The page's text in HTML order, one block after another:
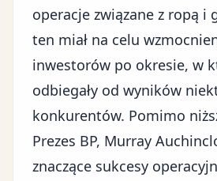
operacje związane z ropą i
ten miał na celu
inwestorów po okresie, w
odbiegały od wyników
konkurentów. Pomimo
Prezes BP, Murray
znaczące sukcesy